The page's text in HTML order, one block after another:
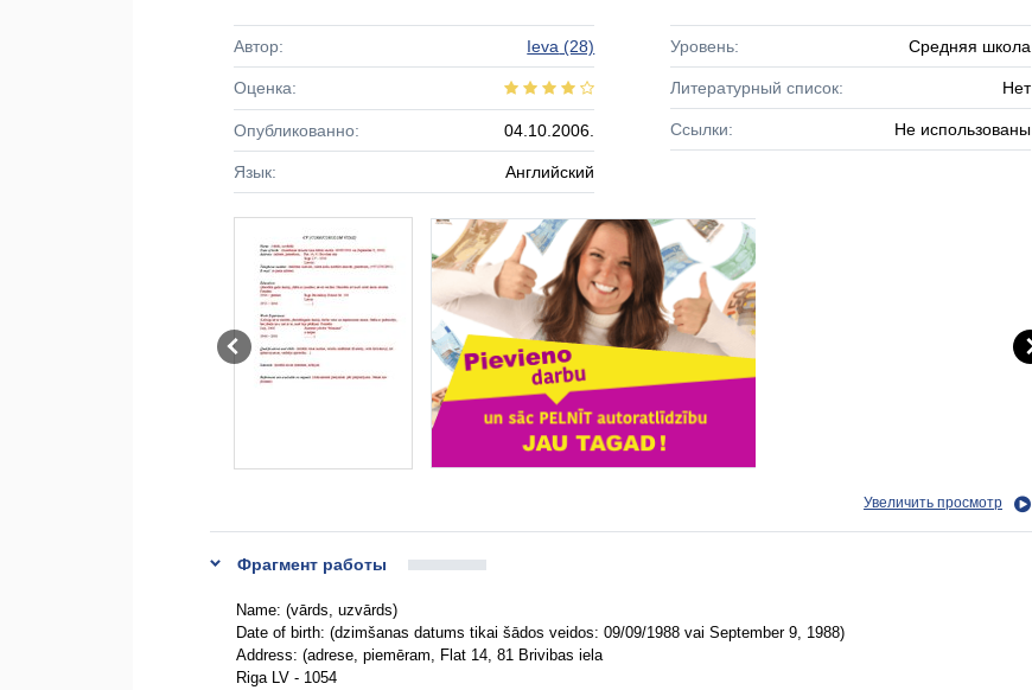
Автор: Ieva (28)
Оценка:
Опубликованно: 04.10.2006.
Язык: Английский
Уровень: Средняя школа
Литературный список: Нет
Ссылки: Не использованы
Увеличить просмотр
Фрагмент работы
Name: (vārds, uzvārds)
Date of birth: (dzimšanas datums tikai šādos veidos: 09/09/1988 vai September 9, 1988)
Address: (adrese, piemēram, Flat 14, 81 Brivibas iela
Riga LV - 1054